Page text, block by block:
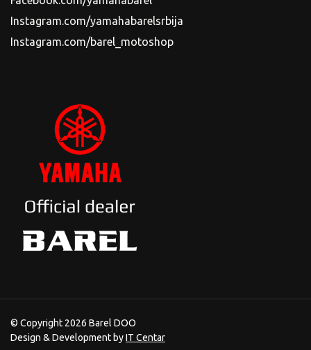
Instagram.com/yamahabarelsrbija
Instagram.com/barel_motoshop
© Copyright 2026 Barel DOO
Design & Development byIT Centar